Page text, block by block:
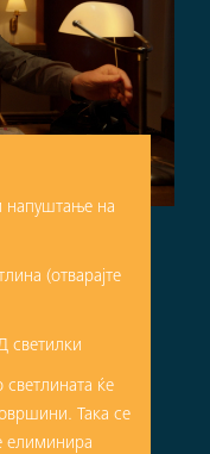
напуштање на
(отварајте
светилки
светлината ќе
Така се
елиминира